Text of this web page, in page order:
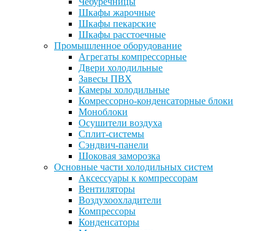
Шкафы жарочные
Шкафы пекарские
Шкафы расстоечные
Промышленное оборудование
Агрегаты компрессорные
Двери холодильные
Завесы ПВХ
Камеры холодильные
Комрессорно-конденсаторные блоки
Моноблоки
Осушители воздуха
Сплит-системы
Сэндвич-панели
Шоковая заморозка
Основные части холодильных систем
Аксессуары к компрессорам
Вентиляторы
Воздухоохладители
Компрессоры
Конденсаторы